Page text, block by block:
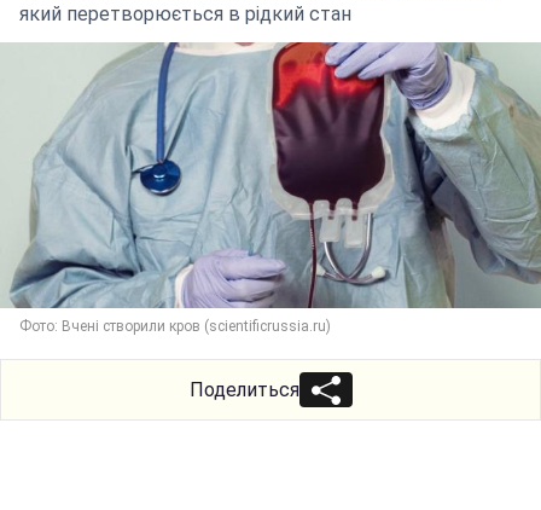
який перетворюється в рідкий стан
Фото: Вчені створили кров (scientificrussia.ru)
Поделиться